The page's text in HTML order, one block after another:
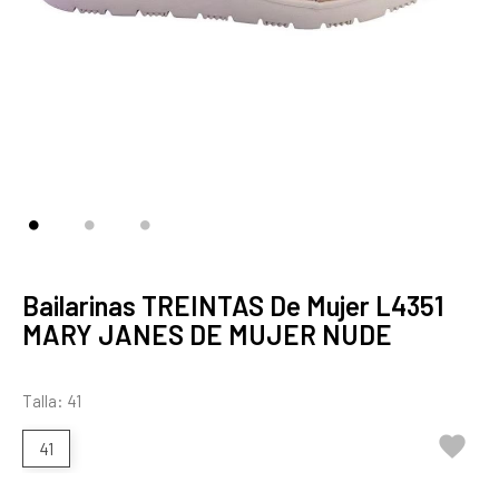
Bailarinas TREINTAS De Mujer L4351
MARY JANES DE MUJER NUDE
Talla: 41
41 